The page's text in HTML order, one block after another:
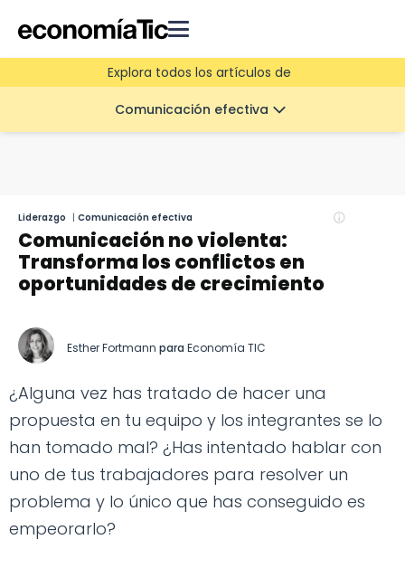
Explora todos los artículos de
Comunicación efectiva
Liderazgo | Comunicación efectiva
Comunicación no violenta:
Transforma los conflictos en
oportunidades de crecimiento
Esther Fortmann para Economía TIC
¿Alguna vez has tratado de hacer una
propuesta en tu equipo y los integrantes se lo
han tomado mal? ¿Has intentado hablar con
uno de tus trabajadores para resolver un
problema y lo único que has conseguido es
empeorarlo?